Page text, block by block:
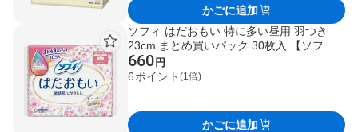
かごに追加
ソフィ はだおもい 特に多い昼用 羽つき
23cm まとめ買いパック 30枚入 【ソフ
ィ】 生理用ナプキン
660 円
6ポイント (1倍)
かごに追加